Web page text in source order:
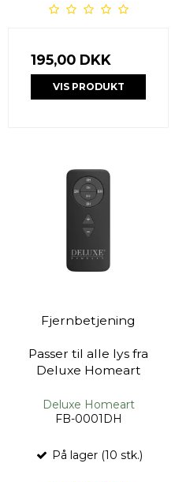
195,00 DKK
VIS PRODUKT
Fjernbetjening
Passer til alle lys fra
Deluxe Homeart
Deluxe Homeart
FB-0001DH
På lager (10 stk.)